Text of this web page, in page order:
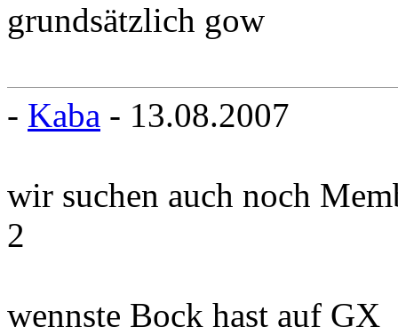
grundsätzlich gow
- Kaba - 13.08.2007
wir suchen auch noch
2
wennste Bock hast auf GX